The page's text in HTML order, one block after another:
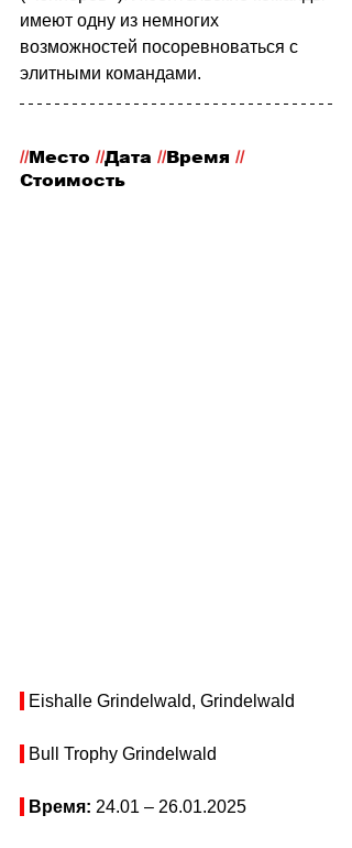
имеют одну из немногих
возможностей посоревноваться с
элитными командами.
//Место //Дата //Время //
Стоимость
Eishalle Grindelwald, Grindelwald
Bull Trophy Grindelwald
Время: 24.01 – 26.01.2025